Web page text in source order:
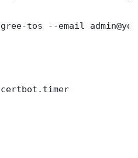
tos --email
certbot.timer